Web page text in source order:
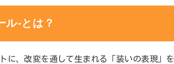
ル-とは？
、改変を通して生まれる「装いの表現」を